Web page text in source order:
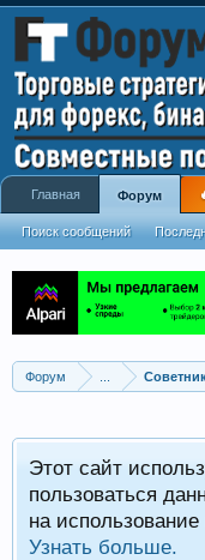
Форум
Этот сайт
пользоваться
на
Узнать больше.
Главная Форум
Поиск сообщений